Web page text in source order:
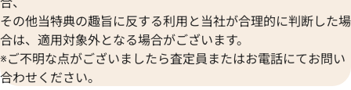
リップ アクアノート
ラック
格
パテック フィリップ アクアノ
5064A-001
その他当特典の趣旨に反する利用と当社が合理的に判断した場
合は、適用対象外となる場合がございます。
※ご不明な点がございましたら査定員またはお電話にてお問い
合わせください。